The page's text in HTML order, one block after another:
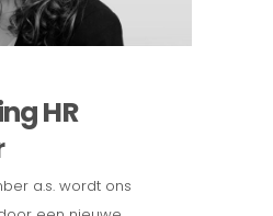
HR
a.s. wordt ons